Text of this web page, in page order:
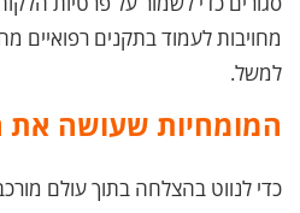
מחויבות לעמוד בתקנים רפואיים
למשל.
המומחיות שעושה את
כדי לנווט בהצלחה בתוך עולם